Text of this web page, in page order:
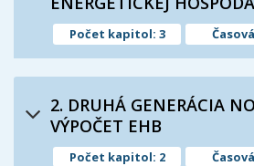
Počet kapitol: 3
2. DRUHÁ GENERÁCIA
VÝPOČET EHB
Počet kapitol: 2